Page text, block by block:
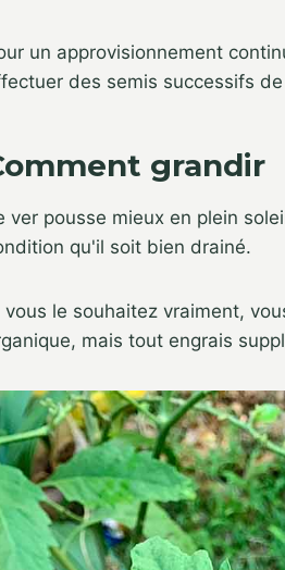
un approvisionnement
des semis successifs
grandir
ver pousse mieux en plein
qu'il soit bien drainé.
vous le souhaitez vraiment,
mais tout engrais